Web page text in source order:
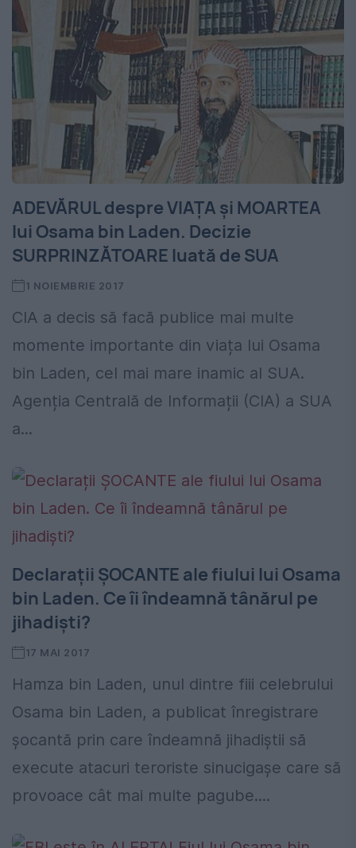
ADEVĂRUL despre VIAȚA și MOARTEA
lui Osama bin Laden. Decizie
SURPRINZĂTOARE luată de SUA
1 NOIEMBRIE 2017
CIA a decis să facă publice mai multe
momente importante din viața lui Osama
bin Laden, cel mai mare inamic al SUA.
Agenția Centrală de Informații (CIA) a SUA
a...
Declarații ȘOCANTE ale fiului lui Osama
bin Laden. Ce îi îndeamnă tânărul pe
jihadiști?
17 MAI 2017
Hamza bin Laden, unul dintre fiii celebrului
Osama bin Laden, a publicat înregistrare
șocantă prin care îndeamnă jihadiștii să
execute atacuri teroriste sinucigaşe care să
provoace cât mai multe pagube....